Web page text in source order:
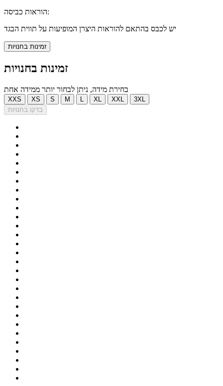
הוראות כביסה:
יש לכבס בהתאם להוראות היצרן המופיעות על תווית הבגד
זמינות בחנויות
זמינות בחנויות
בחירת מידה, ניתן לבחור יותר ממידה אחת
XXS XS S M XL XXL
3XL
בדקו בחנויות